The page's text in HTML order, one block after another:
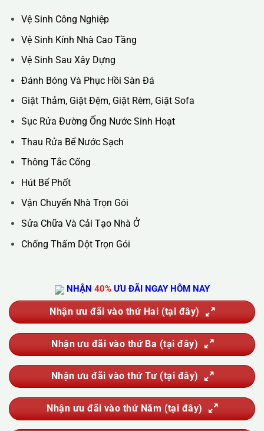
Trụ Sở Chính :36C Ngõ 89 Lê Đức Thọ - Phường Từ Liêm -
TP Hà Nội
Hotline : 0388.444.445
Vệ Sinh Công Nghiệp
Vệ Sinh Kính Nhà Cao Tầng
Đánh Bóng Và Phục Hồi Sàn Đá
Giặt Thảm, Giặt Đệm, Giặt Rèm, Giặt Sofa
Sục Rửa Đường Ống Nước Sinh Hoạt
Thau Rửa Bể Nước Sạch